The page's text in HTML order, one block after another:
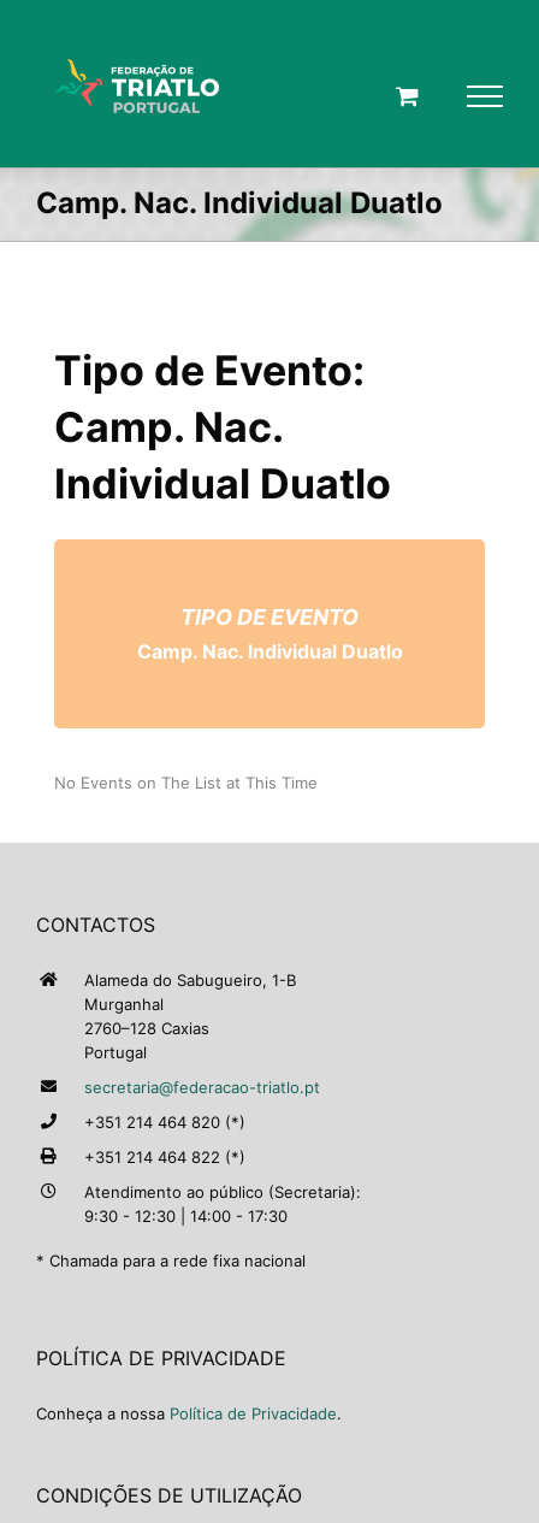
Camp. Nac. Individual Duatlo
Tipo de Evento:
Camp. Nac.
Individual Duatlo
TIPO DE EVENTO
Camp. Nac. Individual Duatlo
No Events on The List at This Time
CONTACTOS
Alameda do Sabugueiro, 1-B
Murganhal
2760–128 Caxias
Portugal
secretaria@federacao-triatlo.pt
+351 214 464 820 (*)
+351 214 464 822 (*)
Atendimento ao público (Secretaria):
9:30 - 12:30 | 14:00 - 17:30
* Chamada para a rede fixa nacional
POLÍTICA DE PRIVACIDADE
Conheça a nossa Política de Privacidade.
CONDIÇÕES DE UTILIZAÇÃO